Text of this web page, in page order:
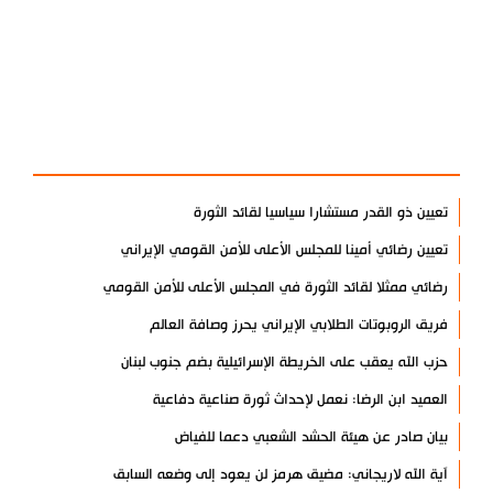
تعيين ذو القدر مستشارا سياسيا لقائد الثورة
تعيين رضائي أمينا للمجلس الأعلى للأمن القومي الإيراني
رضائي ممثلا لقائد الثورة في المجلس الأعلى للأمن القومي
فريق الروبوتات الطلابي الإيراني يحرز وصافة العالم
حزب الله يعقب على الخريطة الإسرائيلية بضم جنوب لبنان
العميد ابن الرضا: نعمل لإحداث ثورة صناعية دفاعية
بيان صادر عن هيئة الحشد الشعبي دعما للفياض
آية الله لاريجاني: مضيق هرمز لن يعود إلى وضعه السابق